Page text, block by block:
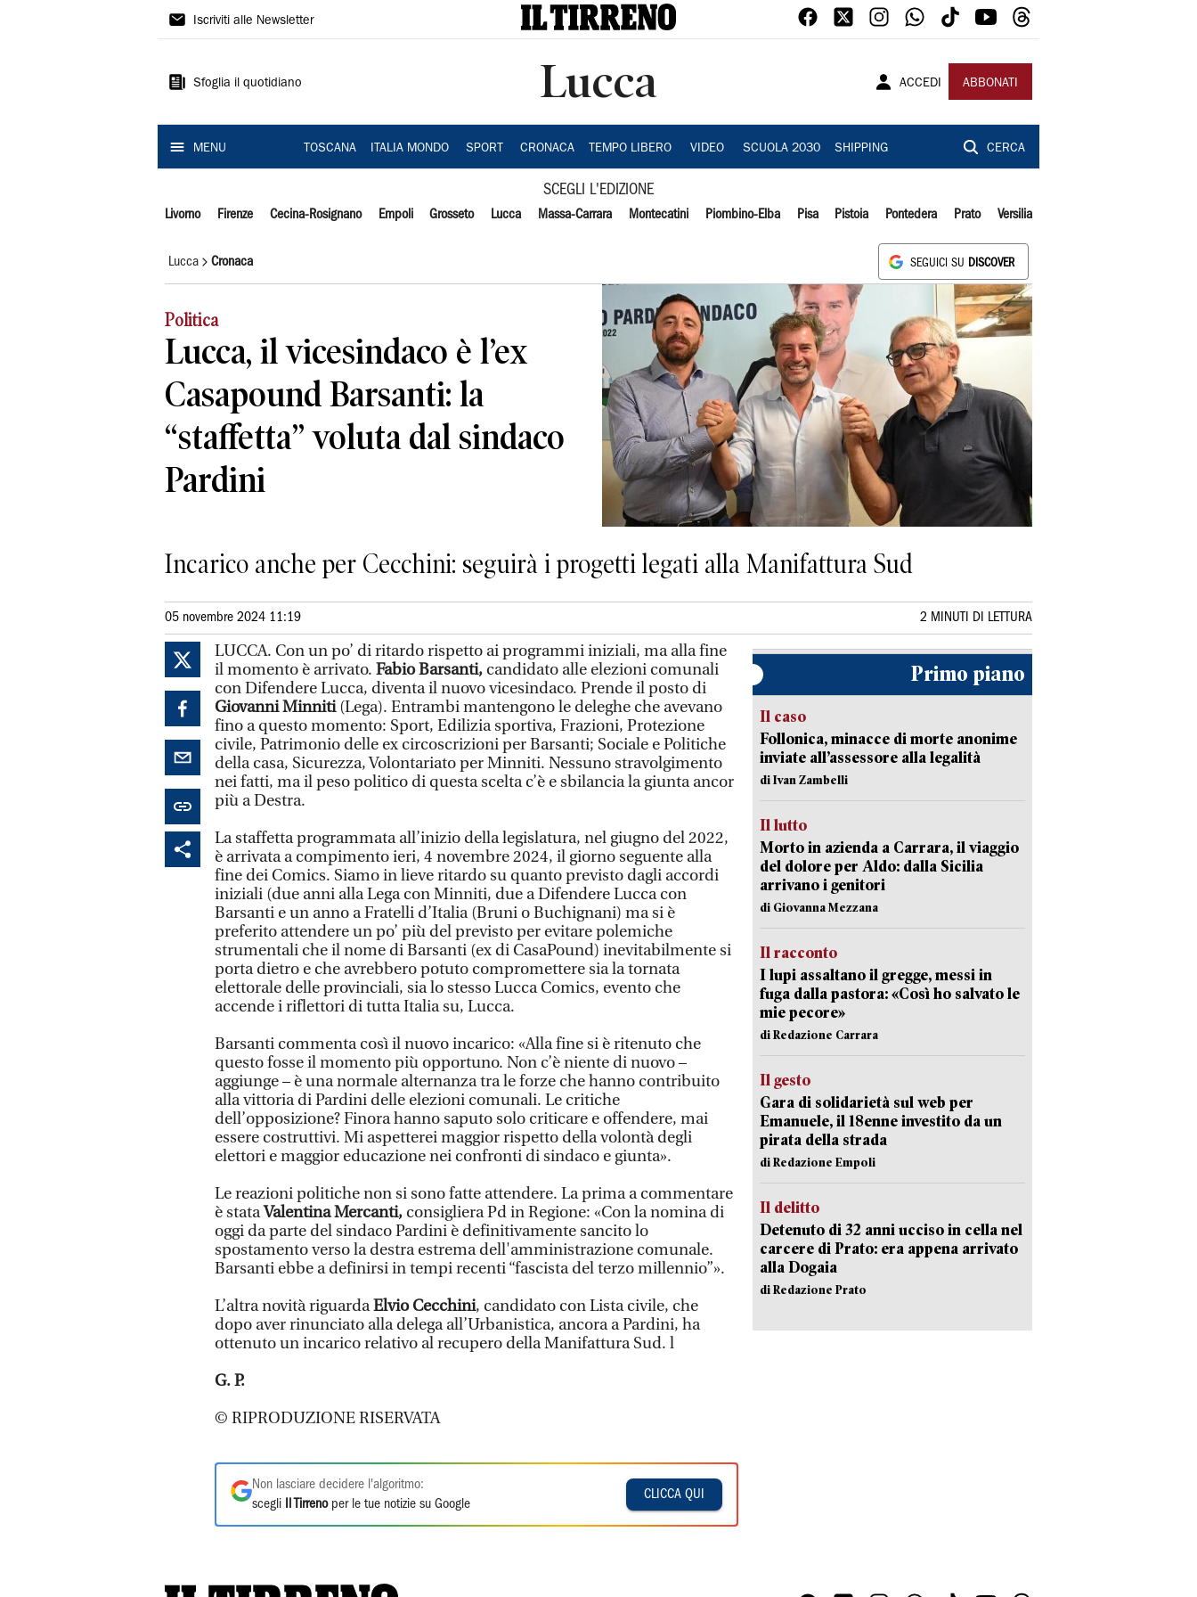
Il
Iscriviti alle Newsletter
Sfoglia il quotidiano Lucca ACCEDI ABBONATI
MENU TOSCANA ITALIA MONDO SPORT CRONACA TEMPO LIBERO VIDEO SCUOLA 2030 SHIPPING CERCA
SCEGLI L'EDIZIONE
Livorno Firenze Cecina-Rosignano Empoli Grosseto Lucca Massa-Carrara Montecatini Piombino-Elba Pisa Pistoia Pontedera Prato Versilia
Lucca Cronaca SEGUICI SU DISCOVER
Politica
Lucca, il vicesindaco è l’ex
Casapound Barsanti: la
“staffetta” voluta dal sindaco
Pardini
Incarico anche per Cecchini: seguirà i progetti legati alla Manifattura Sud
05 novembre 2024 11:19 2 MINUTI DI LETTURA
LUCCA. Con un po’ di ritardo rispetto ai programmi iniziali, ma alla fine
il momento è arrivato. Fabio Barsanti, candidato alle elezioni comunali
con Difendere Lucca, diventa il nuovo vicesindaco. Prende il posto di
Giovanni Minniti(Lega). Entrambi mantengono le deleghe che avevano
fino a questo momento: Sport, Edilizia sportiva, Frazioni, Protezione
civile, Patrimonio delle ex circoscrizioni per Barsanti; Sociale e Politiche
della casa, Sicurezza, Volontariato per Minniti. Nessuno stravolgimento
nei fatti, ma il peso politico di questa scelta c’è e sbilancia la giunta ancor
più a Destra.
La staffetta programmata all’inizio della legislatura, nel giugno del 2022,
è arrivata a compimento ieri, 4 novembre 2024, il giorno seguente alla
fine dei Comics. Siamo in lieve ritardo su quanto previsto dagli accordi
iniziali (due anni alla Lega con Minniti, due a Difendere Lucca con
Barsanti e un anno a Fratelli d’Italia (Bruni o Buchignani) ma si è
preferito attendere un po’ più del previsto per evitare polemiche
strumentali che il nome di Barsanti (ex di CasaPound) inevitabilmente si
porta dietro e che avrebbero potuto compromettere sia la tornata
elettorale delle provinciali, sia lo stesso Lucca Comics, evento che
accende i riflettori di tutta Italia su, Lucca.
Barsanti commenta così il nuovo incarico: «Alla fine si è ritenuto che
questo fosse il momento più opportuno. Non c’è niente di nuovo –
aggiunge – è una normale alternanza tra le forze che hanno contribuito
alla vittoria di Pardini delle elezioni comunali. Le critiche
dell’opposizione? Finora hanno saputo solo criticare e offendere, mai
essere costruttivi. Mi aspetterei maggior rispetto della volontà degli
elettori e maggior educazione nei confronti di sindaco e giunta».
Le reazioni politiche non si sono fatte attendere. La prima a commentare
è stataValentina Mercanti, consigliera Pd in Regione: «Con la nomina di
oggi da parte del sindaco Pardini è definitivamente sancito lo
spostamento verso la destra estrema dell'amministrazione comunale.
Barsanti ebbe a definirsi in tempi recenti “fascista del terzo millennio”».
L’altra novità riguardaElvio Cecchini, candidato con Lista civile, che
dopo aver rinunciato alla delega all’Urbanistica, ancora a Pardini, ha
ottenuto un incarico relativo al recupero della Manifattura Sud. l
G. P.
© RIPRODUZIONE RISERVATA
Non lasciare decidere l'algoritmo:
scegli
Il Tirrenoper le tue notizie su Google
CLICCA QUI
Primo piano
Il caso
Follonica, minacce di morte anonime
inviate all’assessore alla legalità
di Ivan Zambelli
Il lutto
Morto in azienda a Carrara, il viaggio
del dolore per Aldo: dalla Sicilia
arrivano i genitori
di Giovanna Mezzana
Il racconto
I lupi assaltano il gregge, messi in
fuga dalla pastora: «Così ho salvato le
mie pecore»
di Redazione Carrara
Il gesto
Gara di solidarietà sul web per
Emanuele, il 18enne investito da un
pirata della strada
di Redazione Empoli
Il delitto
Detenuto di 32 anni ucciso in cella nel
carcere di Prato: era appena arrivato
alla Dogaia
di Redazione Prato